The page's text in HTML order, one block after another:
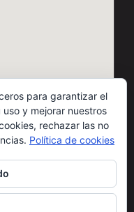
reservados
para garantizar el
y mejorar nuestros
rechazar las no
Política de cookies